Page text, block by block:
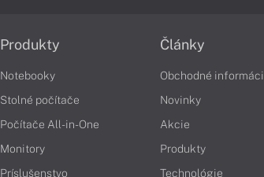
Produkty
Notebooky
Stolné počítače
Počítače All-in-One
Monitory
Príslušenstvo
Články
Obchodné
Novinky
Akcie
Produkty
Technológie